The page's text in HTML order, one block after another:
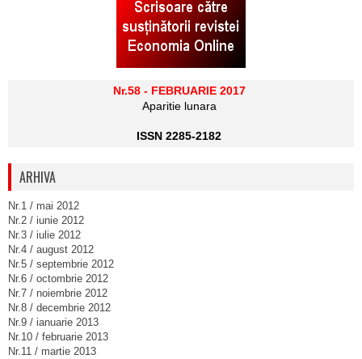
Nr.58 - FEBRUARIE 2017
Aparitie lunara
ISSN 2285-2182
ARHIVA
Nr.1 / mai 2012
Nr.2 / iunie 2012
Nr.3 / iulie 2012
Nr.4 / august 2012
Nr.5 / septembrie 2012
Nr.6 / octombrie 2012
Nr.7 / noiembrie 2012
Nr.8 / decembrie 2012
Nr.9 / ianuarie 2013
Nr.10 / februarie 2013
Nr.11 / martie 2013